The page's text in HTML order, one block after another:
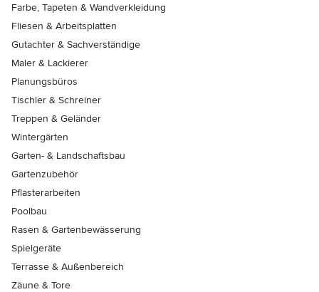
Farbe, Tapeten & Wandverkleidung
Fliesen & Arbeitsplatten
Gutachter & Sachverständige
Maler & Lackierer
Planungsbüros
Tischler & Schreiner
Treppen & Geländer
Wintergärten
Garten- & Landschaftsbau
Gartenzubehör
Pflasterarbeiten
Poolbau
Rasen & Gartenbewässerung
Spielgeräte
Terrasse & Außenbereich
Zäune & Tore